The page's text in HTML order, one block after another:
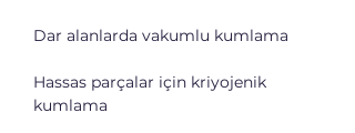
Dar alanlarda vakumlu kumlama
Hassas parçalar için kriyojenik
kumlama